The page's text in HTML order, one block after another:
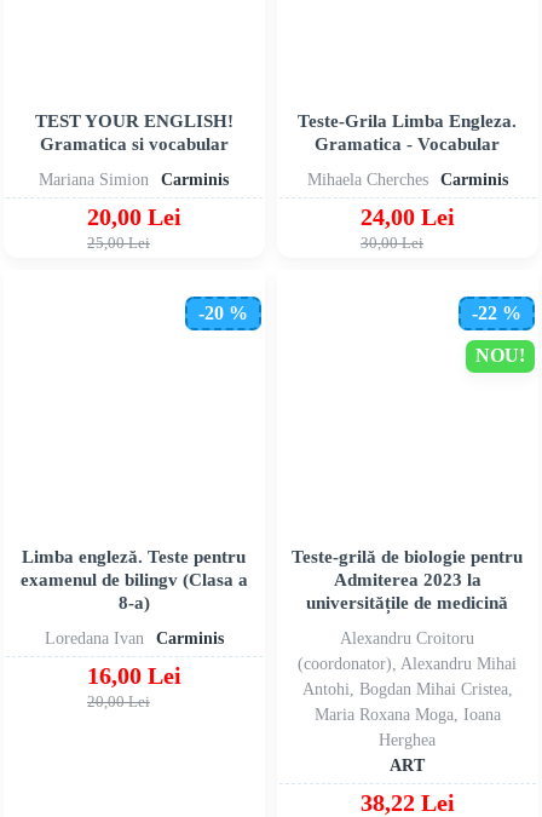
Mariana Simion Carminis
TEST YOUR ENGLISH!
Gramatica si vocabular
20,00 Lei
25,00 Lei
Mihaela Cherches Carminis
Teste-Grila Limba Engleza.
Gramatica - Vocabular
24,00 Lei
30,00 Lei
-20 %
Loredana Ivan Carminis
Limba engleză. Teste pentru
examenul de bilingv (Clasa a
8-a)
16,00 Lei
20,00 Lei
NOU!
-22 %
Alexandru Croitoru
(coordonator), Alexandru Mihai
Antohi, Bogdan Mihai Cristea,
Maria Roxana Moga, Ioana
Herghea
ART
Teste-grilă de biologie pentru
Admiterea 2023 la
universitățile de medicină
38,22 Lei